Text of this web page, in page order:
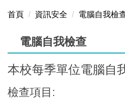
首頁 資訊安全 電腦自我檢
電腦自我檢查
本校每季單位電腦自
檢查項目: